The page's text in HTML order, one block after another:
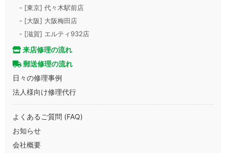
- [東京] 代々木駅前店
- [大阪] 大阪梅田店
- [滋賀] エルティ932店
来店修理の流れ
郵送修理の流れ
日々の修理事例
法人様向け修理代行
よくあるご質問 (FAQ)
お知らせ
会社概要